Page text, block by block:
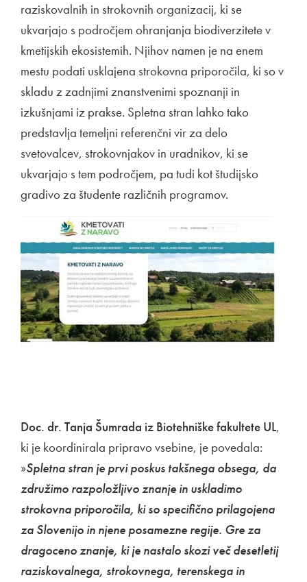
raziskovalnih in strokovnih organizacij, ki se
ukvarjajo s področjem ohranjanja biodiverzitete v
kmetijskih ekosistemih. Njihov namen je na enem
mestu podati usklajena strokovna priporočila, ki so v
skladu z zadnjimi znanstvenimi spoznanji in
izkušnjami iz prakse. Spletna stran lahko tako
predstavlja temeljni referenčni vir za delo
svetovalcev, strokovnjakov in uradnikov, ki se
ukvarjajo s tem področjem, pa tudi kot študijsko
gradivo za študente različnih programov.
Doc. dr. Tanja Šumrada iz Biotehniške fakultete UL,
ki je koordinirala pripravo vsebine, je povedala:
»Spletna stran je prvi poskus takšnega obsega, da
združimo razpoložljivo znanje in uskladimo
strokovna priporočila, ki so specifično prilagojena
za Slovenijo in njene posamezne regije. Gre za
dragoceno znanje, ki je nastalo skozi več desetletij
raziskovalnega, strokovnega, terenskega in